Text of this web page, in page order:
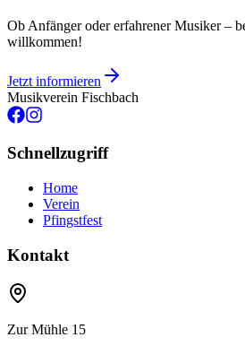
Ob Anfänger oder erfahrener Musiker –
willkommen!
Jetzt informieren
Musikverein Fischbach
Schnellzugriff
Home
Verein
Pfingstfest
Kontakt
Zur Mühle 15